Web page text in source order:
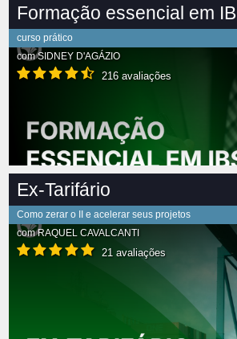
Formação essencial em
curso prático
comSIDNEY D'AGÁZIO
216 avaliações
Ex-Tarifário
Como zerar o II e acelerar seus projetos
comRAQUEL CAVALCANTI
21 avaliações